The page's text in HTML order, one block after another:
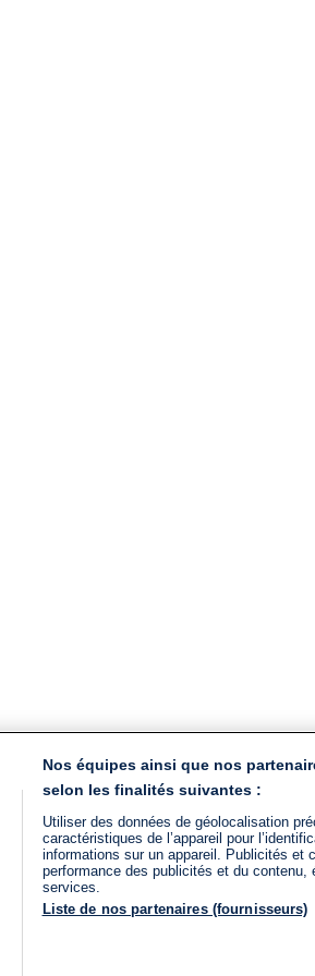
Nos équipes ainsi que nos
selon les finalités suivantes :
Utiliser des données de géolocalisation
caractéristiques de l’appareil pour
informations sur un appareil. Publicités et
performance des publicités et du contenu,
services.
Liste de nos partenaires (fournisseurs)